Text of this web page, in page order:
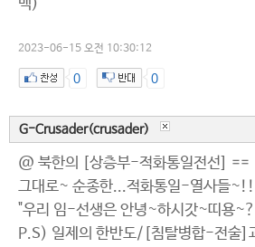
백)
2023-06-15 오전 10:30:12
0 0
G-Crusader(crusader)
@ 북한의 [상층부-적화통일전선]
그대로~ 순종한...적화통일-열사들
"우리 임-선생은 안녕~하시갓~띠용
P.S) 일제의 한반도/[침탈병합-전술]